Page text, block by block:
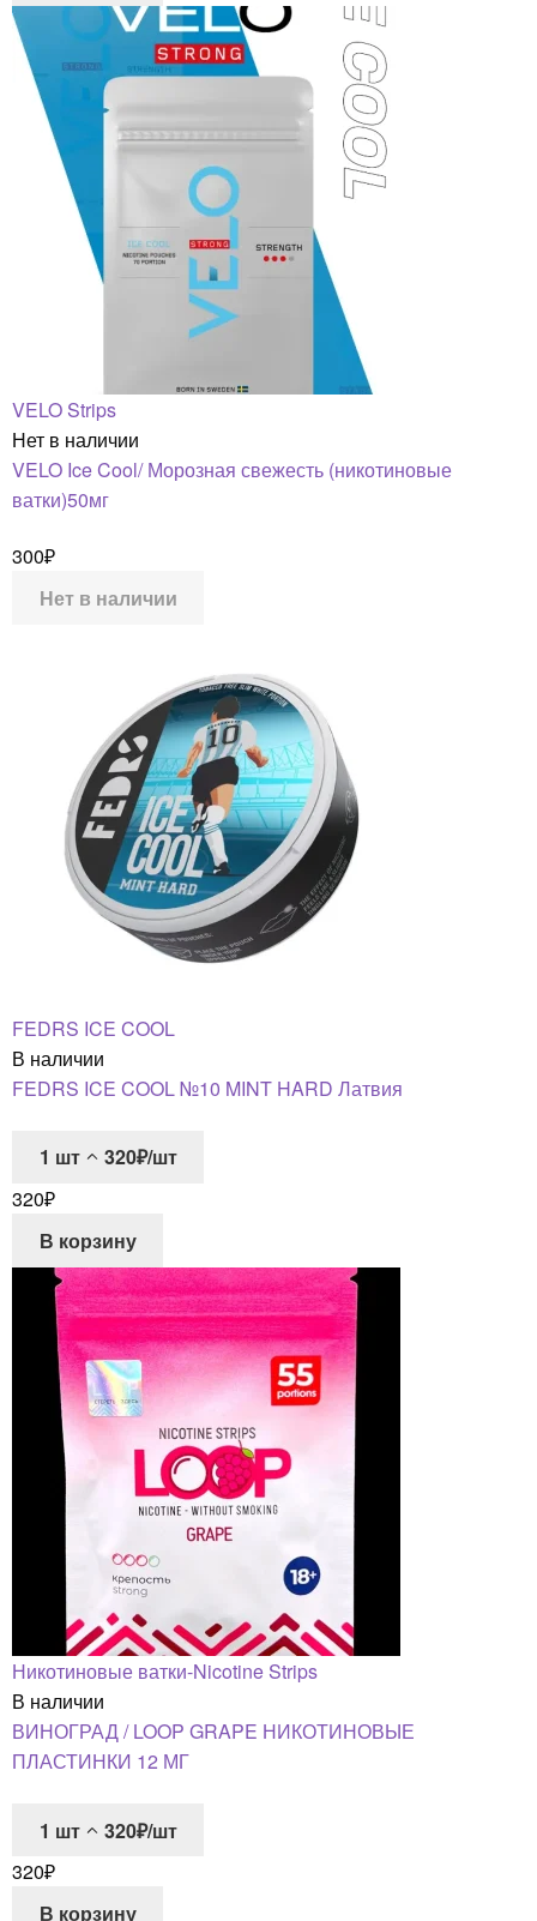
VELO Strips
Нет в наличии
VELO Ice Cool/ Морозная свежесть (никотиновые
ватки)50мг
300₽
Нет в наличии
FEDRS ICE COOL
В наличии
FEDRS ICE COOL №10 MINT HARD Латвия
1 шт
320₽/шт
320₽
В корзину
Никотиновые ватки-Nicotine Strips
В наличии
ВИНОГРАД / LOOP GRAPE НИКОТИНОВЫЕ
ПЛАСТИНКИ 12 МГ
1 шт
320₽/шт
320₽
В корзину